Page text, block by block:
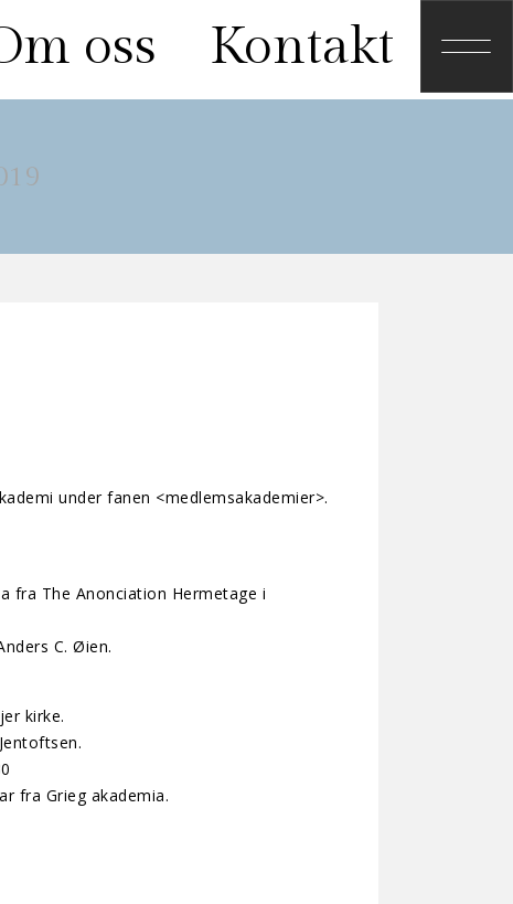
oss Kontakt
under fanen <medlemsakademier>.
fra The Anonciation Hermetage i
C. Øien.
kirke.
fra Grieg akademia.